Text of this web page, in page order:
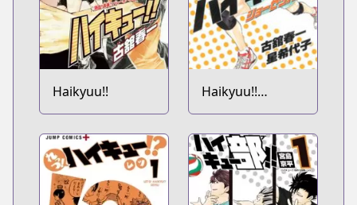
Haikyuu!!
Haikyuu!!
Shousetsu-ban!!